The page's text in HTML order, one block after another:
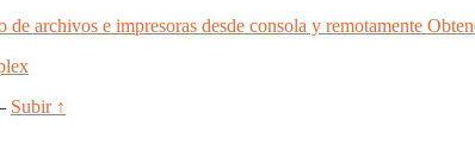
archivos e impresoras desde consola y remotamente
Subir ↑